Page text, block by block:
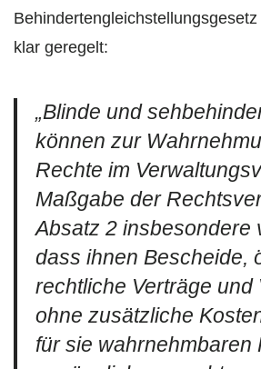
Behindertengleichstellungsgesetz
klar geregelt:
„Blinde und
können zur
Rechte im
Maßgabe der
Absatz 2 insbesondere
dass ihnen Bescheide,
rechtliche Verträge und
ohne zusätzliche
für sie wahrnehmbaren